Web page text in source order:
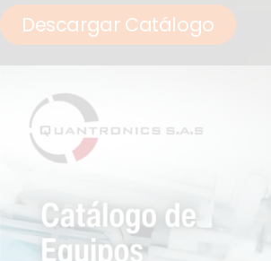
Descargar Catálogo